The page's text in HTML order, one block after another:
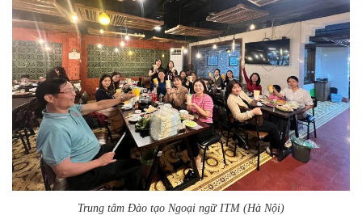
Trung tâm Đào tạo Ngoại ngữ ITM (Hà Nội)